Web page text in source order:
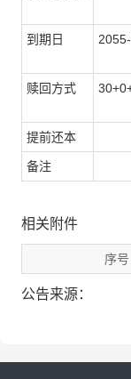
到期日
赎回方式
提前还本
备注
相关附件
序号
公告来源：